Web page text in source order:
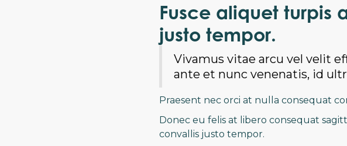
Fusce aliquet turpis
justo tempor.
Vivamus vitae arcu vel velit
ante et nunc venenatis, id
Praesent nec orci at nulla consequat
Donec eu felis at libero consequat
convallis justo tempor.